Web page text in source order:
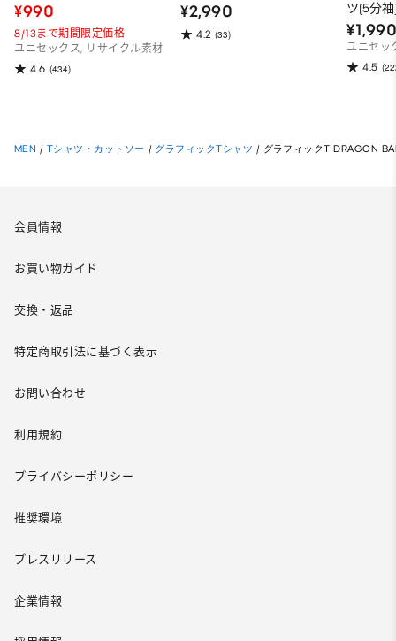
¥990
8/13まで期間限定価格
ユニセックス, リサイクル素材
4.6 (434)
¥2,990
4.2 (33)
ツ(5分
ユニセッ
4.5
MEN / Tシャツ・カットソー / グラフィックTシャツ / グラフィックT DRAGON
会員情報
お買い物ガイド
交換・返品
特定商取引法に基づく表示
お問い合わせ
利用規約
プライバシーポリシー
推奨環境
プレスリリース
企業情報